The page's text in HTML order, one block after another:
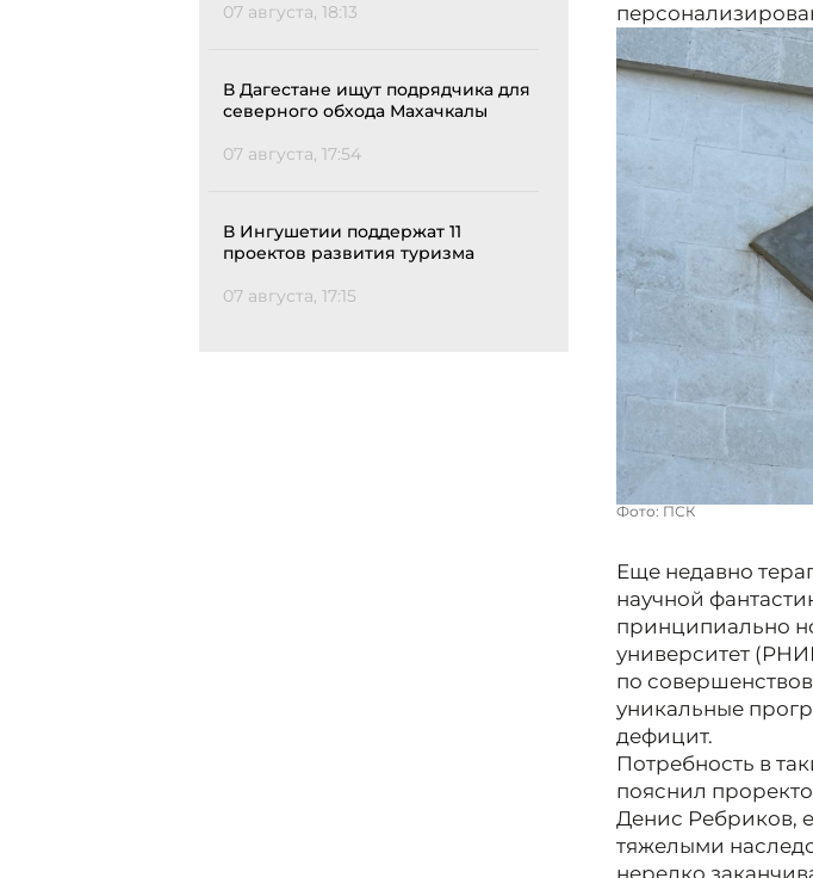
07 августа, 18:13
В Дагестане ищут подрядчика для
северного обхода Махачкалы
07 августа, 17:54
В Ингушетии поддержат 11
проектов развития туризма
07 августа, 17:15
Фото: ПСК
Еще недавно
научной
принципиально
университет
по
уникальные
дефицит.
Потребность в
пояснил
Денис Ребриков,
тяжелыми